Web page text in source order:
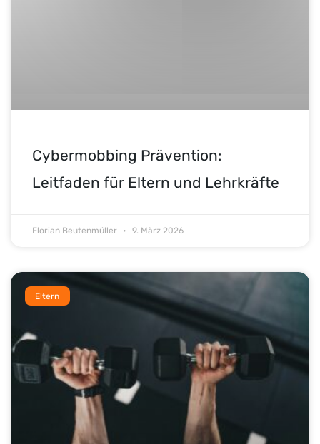
Cybermobbing Prävention:
Leitfaden für Eltern und Lehrkräfte
Florian Beutenmüller 9. März 2026
Eltern